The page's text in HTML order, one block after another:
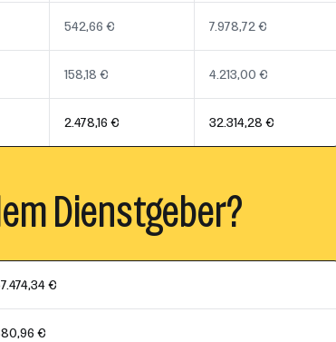
542,66 € 7.978,72 €
158,18 € 4.213,00 €
2.478,16 € 32.314,28 €
Dienstgeber?
€
€